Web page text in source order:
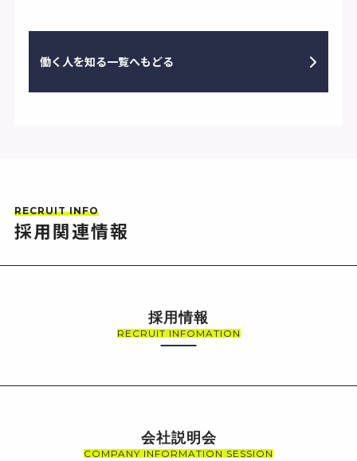
働く人を知る一覧へもどる
RECRUIT INFO
採用関連情報
採用情報
RECRUIT INFOMATION
会社説明会
COMPANY INFORMATION SESSION